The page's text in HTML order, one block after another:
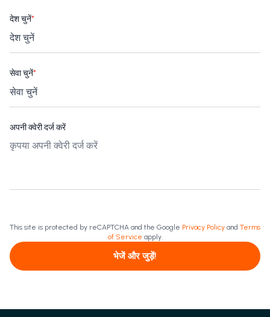
देश चुनें*
सेवा चुनें*
अपनी क्वेरी दर्ज करें
This site is protected by reCAPTCHA and the Google Privacy Policy and Terms
of Service apply.
भेजें और जुड़ें!